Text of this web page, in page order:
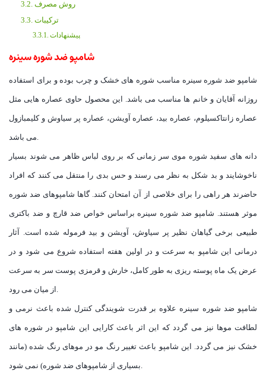
روش مصرف
ترکیبات
پیشنهادات
شامپو ضد شوره سینره
شامپو ضد شوره سینره مناسب شوره های خشک و چرب بوده و برای استفاده
روزانه آقایان و خانم ها مناسب می باشد. این محصول حاوی عصاره هایی مثل
عصاره زانتاکسیلوم، عصاره بید، عصاره آویشن، عصاره پر سیاوش و کلیمبازول
دانه های سفید شوره موی سر زمانی که بر روی لباس ظاهر می شوند بسیار
ناخوشایند و بد شکل به نظر می رسند و حس بدی را منتقل می کنند که افراد
حاضرند هر راهی را برای خلاصی از آن امتحان کنند. گاها شامپوهای ضد شوره
موثر هستند. شامپو ضد شوره سینره براساس خواص ضد قارچ و ضد باکتری
طبیعی برخی گیاهان نظیر پر سیاوش، آویشن و بید فرموله شده است. آثار
درمانی این شامپو به سرعت و در اولین هفته استفاده شروع می شود و در
عرض یک ماه پوسته ریزی به طور کامل، خارش و قرمزی پوست سر به سرعت
شامپو ضد شوره سینره علاوه بر قدرت شویندگی کنترل شده باعث نرمی و
لطافت موها نیز می گردد که این اثر باعث کارایی این شامپو در شوره های
خشک نیز می گردد. این شامپو باعث تغییر رنگ مو در موهای رنگ شده (مانند